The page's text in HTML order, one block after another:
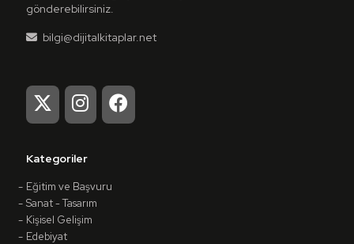
gönderebilirsiniz.
bilgi@dijitalkitaplar.net
Kategoriler
Eğitim ve Başvuru
Sanat - Tasarım
Kişisel Gelişim
Edebiyat